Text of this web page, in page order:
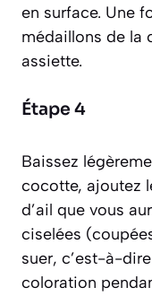
en surface. Une
médaillons de la
assiette.
Étape 4
Baissez
cocotte, ajoutez
d’ail que vous
ciselées
suer, c’est-à-
coloration